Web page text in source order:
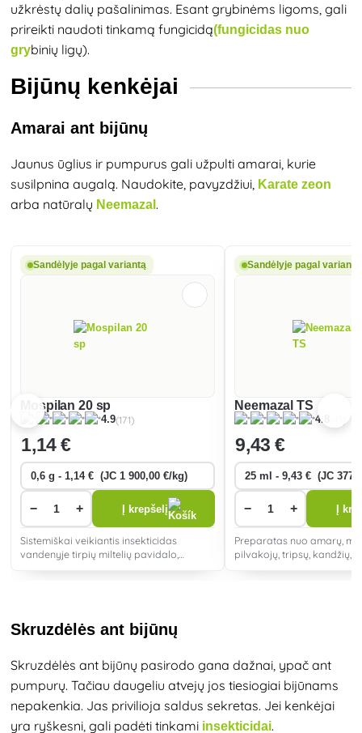
užkrėstų dalių pašalinimas. Esant grybinėms ligoms, gali
prireikti naudoti tinkamą fungicidą(fungicidas nuo
grybinių ligų).
Bijūnų kenkėjai
Amarai ant bijūnų
Jaunus ūglius ir pumpurus gali užpulti amarai, kurie
susilpnina augalą. Naudokite, pavyzdžiui, Karate zeon
arba natūralų Neemazal .
Sandėlyje pagal variantą
Mospilan 20 sp
4.9(171)
1,14 €
− + Į krepšelį
Sistemiškai veikiantis insekticidas
vandenyje tirpių miltelių pavidalo,
Sandėlyje pagal variantą
Neemazal TS
4.8
9,43 €
− + Į
Preparatas nuo amarų,
pilvakojų, tripsų, kandžių,
Skruzdėlės ant bijūnų
Skruzdėlės ant bijūnų pasirodo gana dažnai, ypač ant
pumpurų. Tačiau daugeliu atvejų jos tiesiogiai bijūnams
nepakenkia. Jas privilioja saldus sekretas. Jei kenkėjai
yra ryškesni, gali padėti tinkami insekticidai.